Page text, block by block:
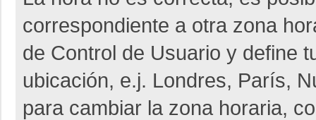
correspondiente a otra zona
de Control de Usuario y define
ubicación, e.j. Londres, París,
para cambiar la zona horaria,